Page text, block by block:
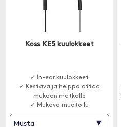
Koss KE5 kuulokkeet
✓ In-ear kuulokkeet
✓ Kestävä ja helppo ottaa
mukaan matkalle
✓ Mukava muotoilu
Musta ▾